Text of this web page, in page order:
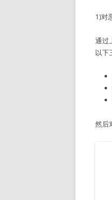
1)对
通过
以下
然后